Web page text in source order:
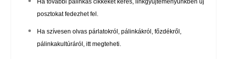
Ha további pálinkás cikkeket keres, linkgyűjteményünkben új
posztokat fedezhet fel.
Ha szívesen olvas párlatokról, pálinkákról, főzdékről,
pálinkakultúráról,ittmegteheti.